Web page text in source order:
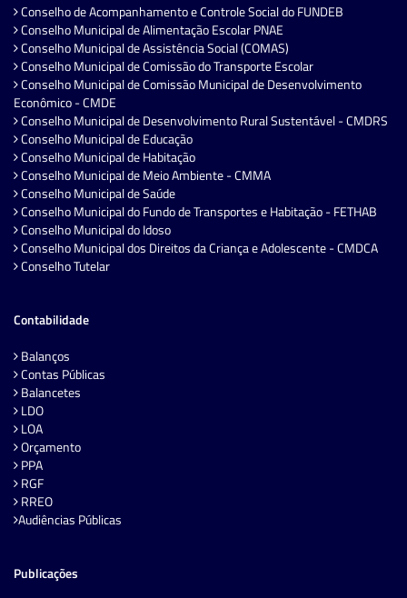
Conselho de Acompanhamento e Controle Social do FUNDEB
Conselho Municipal de Alimentação Escolar PNAE
Conselho Municipal de Assistência Social (COMAS)
Conselho Municipal de Comissão do Transporte Escolar
Conselho Municipal de Comissão Municipal de Desenvolvimento
Econômico - CMDE
Conselho Municipal de Desenvolvimento Rural Sustentável - CMDRS
Conselho Municipal de Educação
Conselho Municipal de Habitação
Conselho Municipal de Meio Ambiente - CMMA
Conselho Municipal de Saúde
Conselho Municipal do Fundo de Transportes e Habitação - FETHAB
Conselho Municipal do Idoso
Conselho Municipal dos Direitos da Criança e Adolescente - CMDCA
Conselho Tutelar
Contabilidade
Balanços
Contas Públicas
Balancetes
LDO
LOA
Orçamento
PPA
RGF
RREO
Audiências Públicas
Publicações